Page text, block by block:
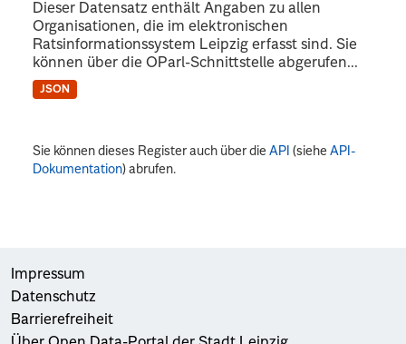
Dieser Datensatz enthält Angaben zu allen
Organisationen, die im elektronischen
Ratsinformationssystem Leipzig erfasst sind. Sie
können über die OParl-Schnittstelle abgerufen...
JSON
Sie können dieses Register auch über dieAPI (sieheAPI-
Dokumentation) abrufen.
Impressum
Datenschutz
Barrierefreiheit